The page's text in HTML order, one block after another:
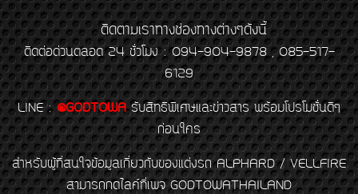
ติดตามเราทางช่องทางต่างๆดังนี้
ติดต่อด่วนตลอด 24 ชั่วโมง : 094-904-9878 , 085-517-
6129
LINE : @GODTOWA รับสิทธิพิเศษและข่าวสาร พร้อมโปรโมชั่นดีๆ
ก่อนใคร
สำหรับผู้ที่สนใจข้อมูลเกี่ยวกับของแต่งรถ ALPHARD / VELLFIRE
สามารถกดไลค์ที่เพจ GODTOWATHAILAND